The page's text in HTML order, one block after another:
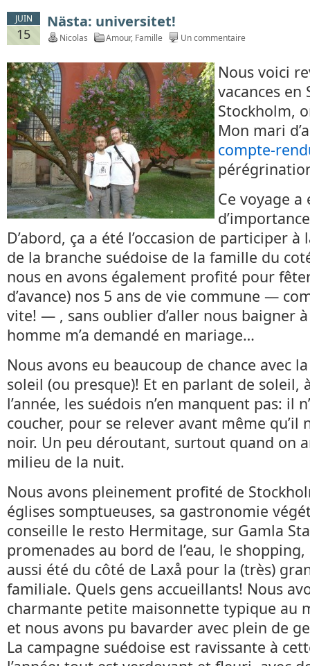
JUIN
15
Nästa: universitet!
Nicolas Amour, Famille Un commentaire
Nous voici
vacances en
Stockholm,
Mon mari
compte-
Ce voyage a
D’abord, ça a été l’occasion de participer
de la branche suédoise de la famille du
nous en avons également profité pour
d’avance) nos 5 ans de vie commune —
vite! — , sans oublier d’aller nous baigner
homme m’a demandé en mariage…
Nous avons eu beaucoup de chance avec
soleil (ou presque)! Et en parlant de soleil,
l’année, les suédois n’en manquent pas: il
coucher, pour se relever avant même qu’il
noir. Un peu déroutant, surtout quand on
milieu de la nuit.
Nous avons pleinement profité de
églises somptueuses, sa gastronomie
conseille le resto Hermitage, sur Gamla
promenades au bord de l’eau, le
aussi été du côté de Laxå pour la (très)
familiale. Quels gens accueillants! Nous
charmante petite maisonnette typique au
et nous avons pu bavarder avec plein de
La campagne suédoise est ravissante à